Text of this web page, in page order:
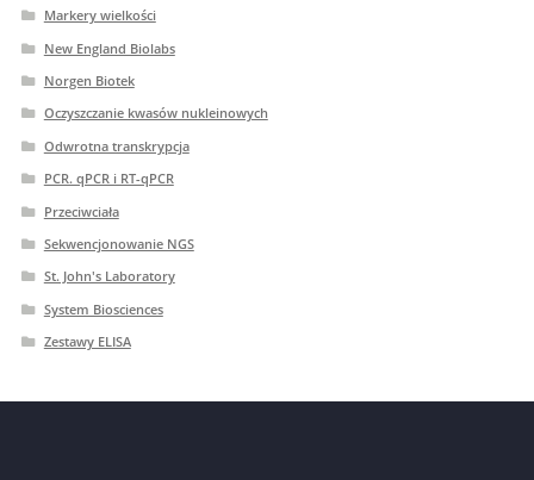
Markery wielkości
New England Biolabs
Norgen Biotek
Oczyszczanie kwasów nukleinowych
Odwrotna transkrypcja
PCR. qPCR i RT-qPCR
Przeciwciała
Sekwencjonowanie NGS
St. John's Laboratory
System Biosciences
Zestawy ELISA